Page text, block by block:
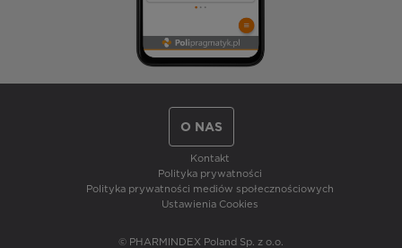
O NAS
Kontakt
Polityka prywatności
Polityka prywatności mediów społecznościowych
Ustawienia Cookies
© PHARMINDEX Poland Sp. z o.o.